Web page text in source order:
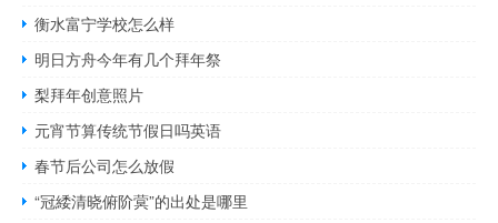
衡水富宁学校怎么样
明日方舟今年有几个拜年祭
梨拜年创意照片
元宵节算传统节假日吗英语
春节后公司怎么放假
“冠緌清晓俯阶蓂”的出处是哪里